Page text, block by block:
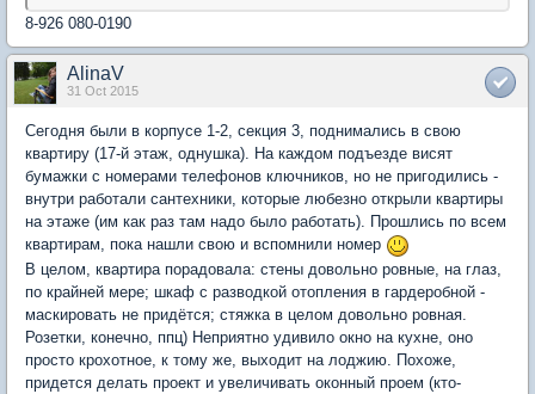
8-926 080-0190
AlinaV
31 Oct 2015
Сегодня были в корпусе 1-2, секция 3, поднимались в свою
квартиру (17-й этаж, однушка). На каждом подъезде висят
бумажки с номерами телефонов ключников, но не пригодились -
внутри работали сантехники, которые любезно открыли квартиры
на этаже (им как раз там надо было работать). Прошлись по всем
квартирам, пока нашли свою и вспомнили номер
В целом, квартира порадовала: стены довольно ровные, на глаз,
по крайней мере; шкаф с разводкой отопления в гардеробной -
маскировать не придётся; стяжка в целом довольно ровная.
Розетки, конечно, ппц) Неприятно удивило окно на кухне, оно
просто крохотное, к тому же, выходит на лоджию. Похоже,
придется делать проект и увеличивать оконный проем (кто-